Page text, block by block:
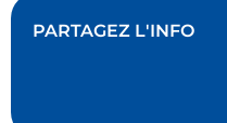
PARTAGEZ L'INFO